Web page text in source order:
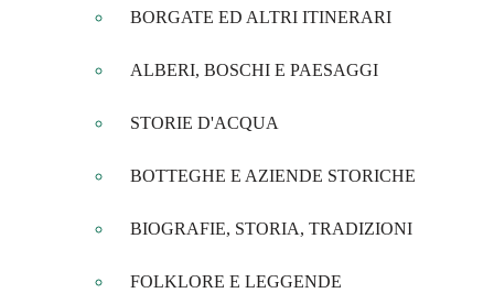
BORGATE ED ALTRI ITINERARI
ALBERI, BOSCHI E PAESAGGI
STORIE D'ACQUA
BOTTEGHE E AZIENDE STORICHE
BIOGRAFIE, STORIA, TRADIZIONI
FOLKLORE E LEGGENDE